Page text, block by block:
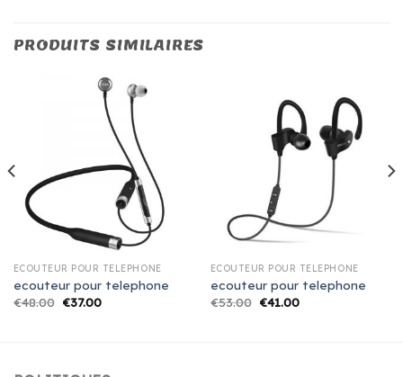
PRODUITS SIMILAIRES
ECOUTEUR POUR TELEPHONE
ecouteur pour telephone
€48.00 €37.00
ECOUTEUR POUR TELEPHONE
ecouteur pour telephone
€53.00 €41.00